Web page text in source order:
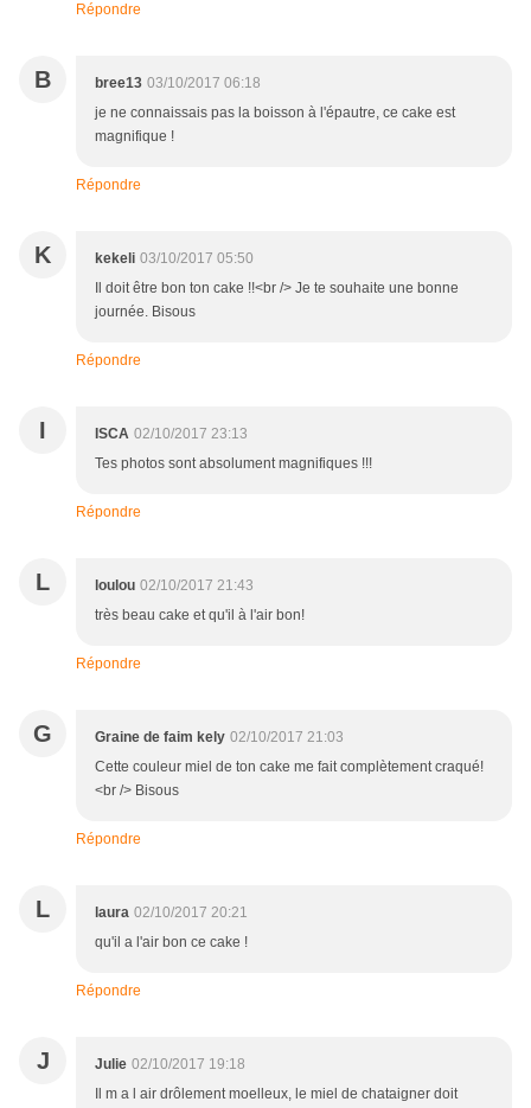
Répondre
B bree13 03/10/2017 06:18
je ne connaissais pas la boisson à l'épautre, ce cake est
magnifique !
Répondre
K kekeli 03/10/2017 05:50
Il doit être bon ton cake !!<br /> Je te souhaite une bonne
journée. Bisous
Répondre
I ISCA 02/10/2017 23:13
Tes photos sont absolument magnifiques !!!
Répondre
L loulou 02/10/2017 21:43
très beau cake et qu'il à l'air bon!
Répondre
G Graine de faim kely 02/10/2017 21:03
Cette couleur miel de ton cake me fait complètement craqué!
<br /> Bisous
Répondre
L laura 02/10/2017 20:21
qu'il a l'air bon ce cake !
Répondre
J Julie 02/10/2017 19:18
Il m a l air drôlement moelleux, le miel de chataigner doit